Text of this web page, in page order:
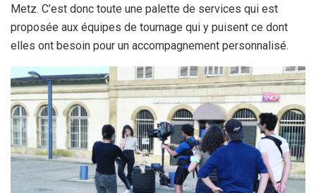
Metz. C’est donc toute une palette de services qui est
proposée aux équipes de tournage qui y puisent ce dont
elles ont besoin pour un accompagnement personnalisé.